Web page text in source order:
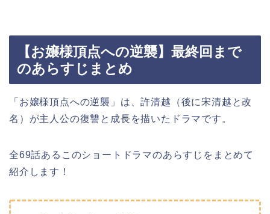
【お嬢様頂点への逆襲】最終回まで
のあらすじまとめ
「お嬢様頂点への逆襲」は、許清越（後に宋清越と改
名）が主人公の復讐と成長を描いたドラマです。
全69話あるこのショートドラマのあらすじをまとめて
紹介します！